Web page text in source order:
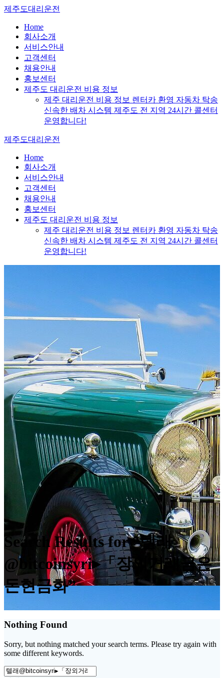
Skip
content
제주도대리운전
Home
회사소개
서비스안내
고객센터
채용안내
홍보센터
제주도 대리운전 비용 정보
제주 대리운전 비용 정보 렌터카 환영 자동차 탁송
신속한 배차 시스템 제주도 전 지역 24시간 콜센터
운영합니다!
제주도대리운전
Home
회사소개
서비스안내
고객센터
채용안내
홍보센터
제주도 대리운전 비용 정보
제주 대리운전 비용 정보 렌터카 환영 자동차 탁송
신속한 배차 시스템 제주도 전 지역 24시간 콜센터
운영합니다!
Search Results for “텔래
@bitcoinsyri▸「장외거래금은
돈현금화”
Nothing Found
Sorry, but nothing matched your search terms. Please try again with
some different keywords.
Search